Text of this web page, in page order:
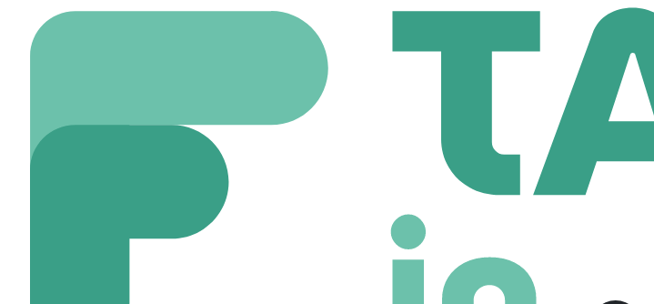
Stage Ingénieur- 4 Mois Mini -
Internship 27-09-2025